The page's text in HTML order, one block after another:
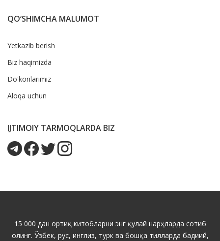
QO‘SHIMCHA MALUMOT
Yetkazib berish
Biz haqimizda
Do'konlarimiz
Aloqa uchun
IJTIMOIY TARMOQLARDA BIZ
15 000 дан ортиқ китобларни энг қулай нарҳларда сотиб
олинг. Ўзбек, рус, инглиз, турк ва бошқа тилларда бадиий,